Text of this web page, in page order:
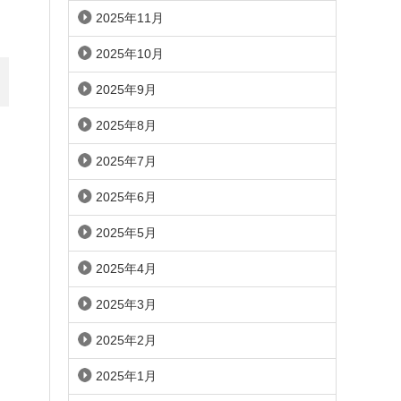
2025年11月
2025年10月
2025年9月
2025年8月
2025年7月
2025年6月
2025年5月
2025年4月
2025年3月
2025年2月
2025年1月